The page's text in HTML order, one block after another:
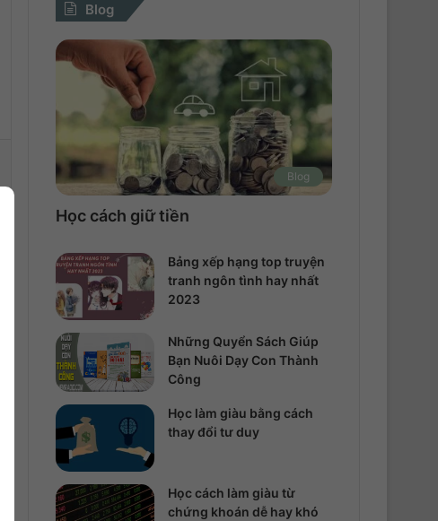
Blog
Blog
Học cách giữ tiền
Bảng xếp hạng top truyện
tranh ngôn tình hay nhất
2023
Những Quyển Sách Giúp
Bạn Nuôi Dạy Con Thành
Công
Học làm giàu bằng cách
thay đổi tư duy
Học cách làm giàu từ
chứng khoán dễ hay khó